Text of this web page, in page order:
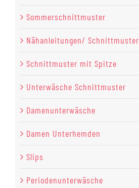
Sommerschnittmuster
Nähanleitungen/ Schnittmuster
Schnittmuster mit Spitze
Unterwäsche Schnittmuster
Damenunterwäsche
Damen Unterhemden
Slips
Periodenunterwäsche